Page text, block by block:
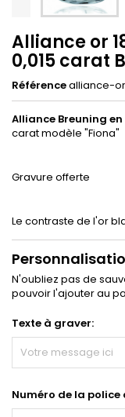
Alliance or
0,015 carat
Référencealliance-
Alliance Breuning en
carat modèle "Fiona"
Gravure offerte
Le contraste de l'or
N'oubliez pas de
pouvoir l'ajouter au
Texte à graver:
Numéro de la police